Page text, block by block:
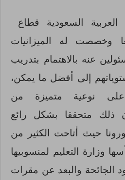
السعودية قطاع
وخصصت له الميزانيات
عنه بالاهتمام بتدريب
إلى أفضل ما يمكن،
نوعية متميزة من
ذلك متحققا بشكل رائع
حيث أتاحت الكثير من
وزارة التعليم لمنسوبيها
الجائحة والبعد عن مقرات